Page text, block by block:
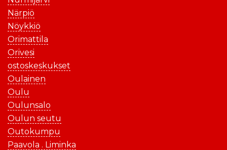
Närpiö
Nöykkiö
Orimattila
Orivesi
ostoskeskukset
Oulainen
Oulu
Oulunsalo
Oulun seutu
Outokumpu
Paavola . Liminka